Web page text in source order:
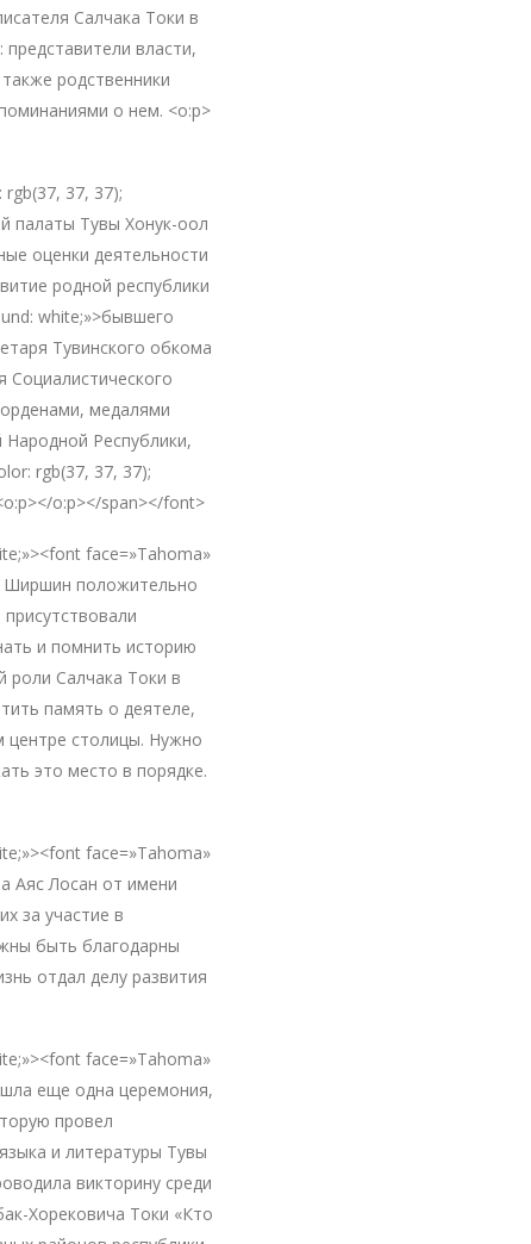
Салчака Токи в
власти,
родственники
о нем. <o:p>
37, 37);
палаты Тувы Хонук-оол
оценки деятельности
родной республики
white;»>бывшего
Тувинского обкома
Социалистического
медалями
Республики,
rgb(37, 37, 37);
o:p></span></font>
face=»Tahoma»
Ширшин положительно
и помнить историю
роли Салчака Токи в
память о деятеле,
центре столицы. Нужно
это место в порядке.
face=»Tahoma»
Аяс Лосан от имени
за участие в
быть благодарны
отдал делу развития
face=»Tahoma»
еще одна церемония,
провел
и литературы Тувы
викторину среди
Хорековича Токи «Кто